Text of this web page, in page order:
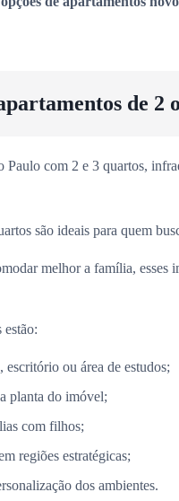
de 2
Paulo com 2 e 3 quartos,
são ideais para quem
melhor a família, esses
escritório ou área de estudos;
planta do imóvel;
com filhos;
regiões estratégicas;
dos ambientes.